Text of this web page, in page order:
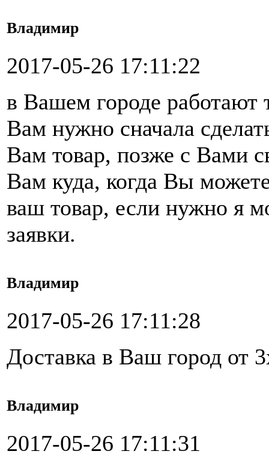
Владимир
2017-05-26 17:11:22
в Вашем городе работают
Вам нужно сначала
Вам товар, позже с Вами
Вам куда, когда Вы
ваш товар, если нужно я
заявки.
Владимир
2017-05-26 17:11:28
Доставка в Ваш город от
Владимир
2017-05-26 17:11:31